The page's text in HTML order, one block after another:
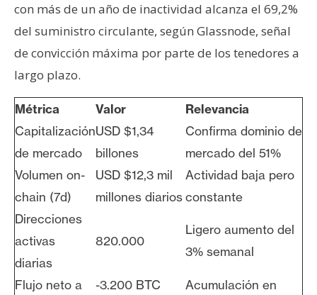
con más de un año de inactividad alcanza el 69,2%
del suministro circulante, según Glassnode, señal
de convicción máxima por parte de los tenedores a
largo plazo.
Métrica Valor
Relevancia
Capitalización
de mercado
USD $1,34
billones
Confirma dominio de
mercado del 51%
Volumen on-
chain (7d)
USD $12,3 mil
millones diarios
Actividad baja pero
constante
Direcciones
activas
diarias
820.000
Ligero aumento del
3% semanal
Flujo neto a
-3.200 BTC
Acumulación en